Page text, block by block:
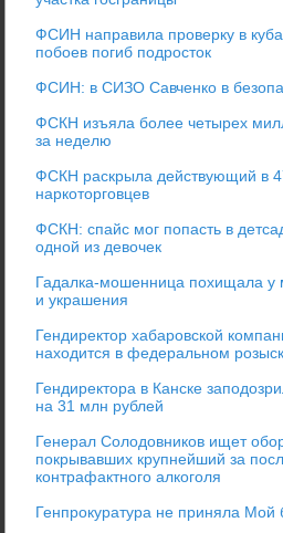
ФСИН направила проверку в
побоев погиб подросток
ФСИН: в СИЗО Савченко в
ФСКН изъяла более четырех
за неделю
ФСКН раскрыла действующий в
наркоторговцев
ФСКН: спайс мог попасть в
одной из девочек
Гадалка-мошенница похищала у
и украшения
Гендиректор хабаровской
находится в федеральном
Гендиректора в Канске
на 31 млн рублей
Генерал Солодовников ищет
покрывавших крупнейший за
контрафактного алкоголя
Генпрокуратура не приняла Мой